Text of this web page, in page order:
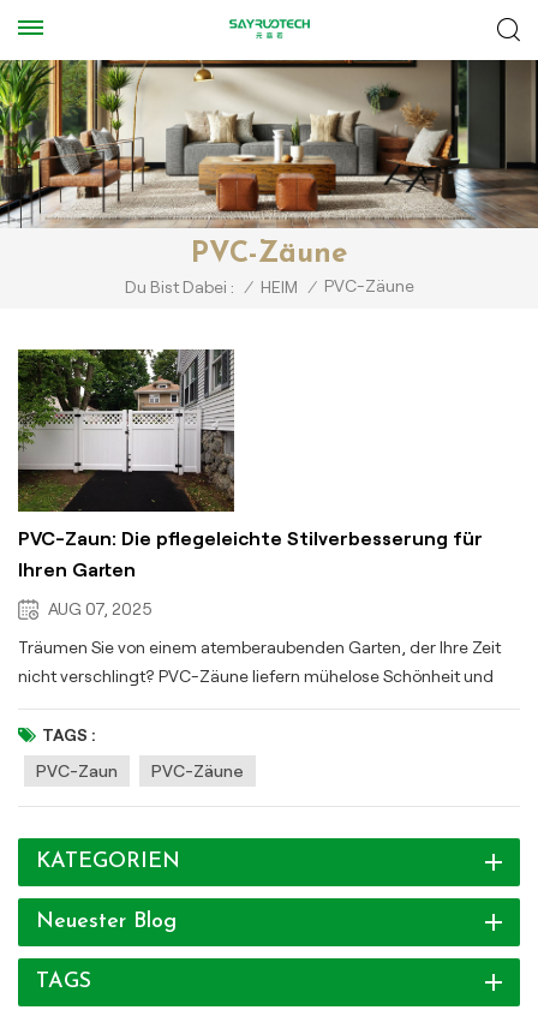
PVC-Zäune
Du Bist Dabei : / HEIM / PVC-Zäune
PVC-Zaun: Die pflegeleichte Stilverbesserung für
Ihren Garten
AUG 07, 2025
Träumen Sie von einem atemberaubenden Garten, der Ihre Zeit
nicht verschlingt? PVC-Zäune liefern mühelose Schönheit und
null Wartungsaufwand – deshalb ist es perfekt für Ihr Zuhause: ✨
Die Superkräfte von PVC: Wetterfester Champion: UV-beständig +
wasserdicht → Bleibt hell (weiß, grau oder in Sondertönen!) bei
sengender Sonne, starkem Regen und sogar Schnee. Kein
Vergessen Sie Schrubben, Streichen oder Rostbeseitigung. Ein
Minuten! Stark und sicher: Robust genug, um Kinder/Haustiere zu
schützen, aber dennoch leicht genug für den einfachen
Selbstaufbau (keine schweren Maschinen erforderlich!). 🏡 Perfekt
für jeden Garten: Datenschutz-Boost: Massive Paneele
TAGS :
PVC-Zaun
PVC-Zäune
KATEGORIEN
Neuester Blog
TAGS